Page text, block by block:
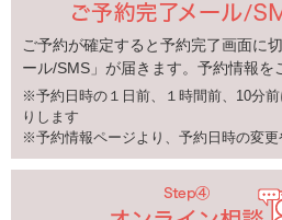
ご予約が確定すると予約完了画面に
ール/SMS」が届きます。予約情報を
※予約日時の１日前、１時間前、10分
りします
※予約情報ページより、予約日時の変